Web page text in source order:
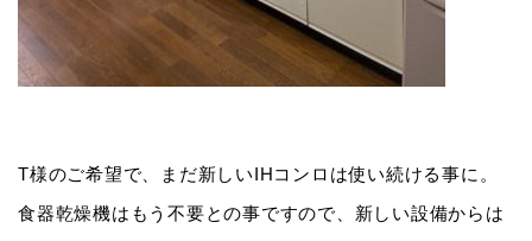
T様のご希望で、まだ新しいIHコンロは使い続ける事に。
食器乾燥機はもう不要との事ですので、新しい設備からは